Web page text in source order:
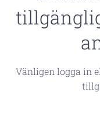
Vänligen logga in